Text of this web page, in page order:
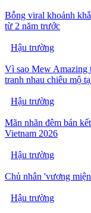
Bỗng viral khoảnh
từ 2 năm trước
Hậu trường
Vì sao Mew Amazing
tranh nhau chiêu mộ
Hậu trường
Mãn nhãn đêm bán
Vietnam 2026
Hậu trường
Chủ nhân 'vương
Hậu trường